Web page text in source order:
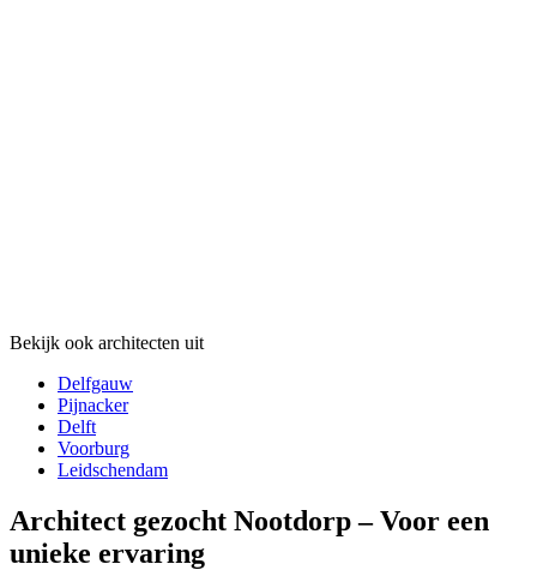
Bekijk ook architecten uit
Delfgauw
Pijnacker
Delft
Voorburg
Leidschendam
Architect gezocht Nootdorp – Voor een
unieke ervaring